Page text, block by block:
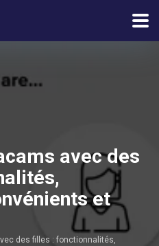
avec des
et
des filles : fonctionnalités,